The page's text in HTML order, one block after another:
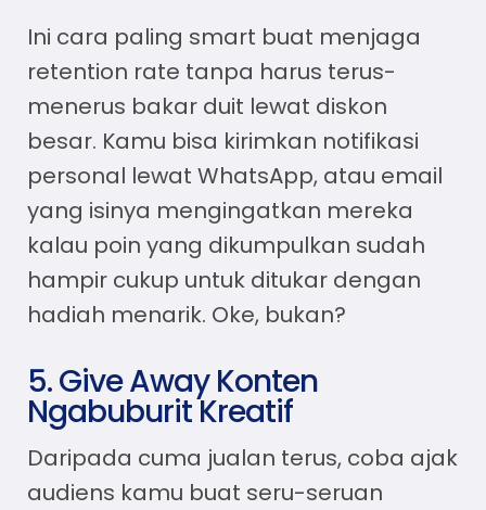
Ini cara paling smart buat menjaga
retention rate tanpa harus terus-
menerus bakar duit lewat diskon
besar. Kamu bisa kirimkan notifikasi
personal lewat WhatsApp, atau email
yang isinya mengingatkan mereka
kalau poin yang dikumpulkan sudah
hampir cukup untuk ditukar dengan
hadiah menarik. Oke, bukan?
5. Give Away Konten
Ngabuburit Kreatif
Daripada cuma jualan terus, coba ajak
audiens kamu buat seru-seruan